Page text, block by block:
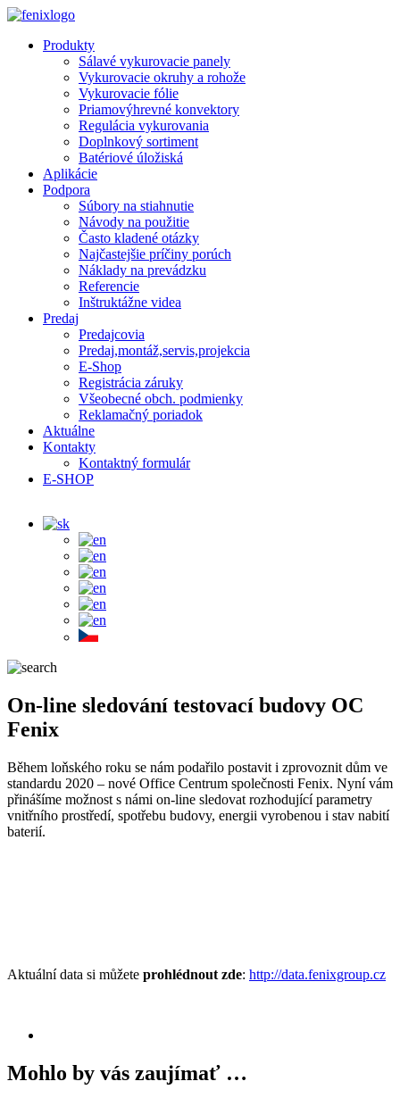
Skip to main content
Produkty
Sálavé vykurovacie panely
Vykurovacie okruhy a rohože
Vykurovacie fólie
Priamovýhrevné konvektory
Regulácia vykurovania
Doplnkový sortiment
Batériové úložiská
Aplikácie
Podpora
Súbory na stiahnutie
Návody na použitie
Často kladené otázky
Najčastejšie príčiny porúch
Náklady na prevádzku
Referencie
Inštruktážne videa
Predaj
Predajcovia
Predaj,montáž,servis,projekcia
E-Shop
Registrácia záruky
Všeobecné obch. podmienky
Reklamačný poriadok
Aktuálne
Kontakty
Kontaktný formulár
E-SHOP
On-line sledování testovací budovy OC
Fenix
Během loňského roku se nám podařilo postavit i zprovoznit dům ve
standardu 2020 – nové Office Centrum společnosti Fenix. Nyní vám
přinášíme možnost s námi on-line sledovat rozhodující parametry
vnitřního prostředí, spotřebu budovy, energii vyrobenou i stav nabití
baterií.
Aktuální data si můžete prohlédnout zde: http://data.fenixgroup.cz
Mohlo by vás zaujímať …